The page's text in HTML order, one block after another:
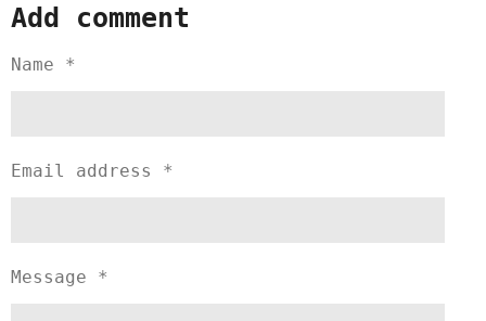
r
e
r
e
r
e
Add comment
Name *
Email address *
Message *